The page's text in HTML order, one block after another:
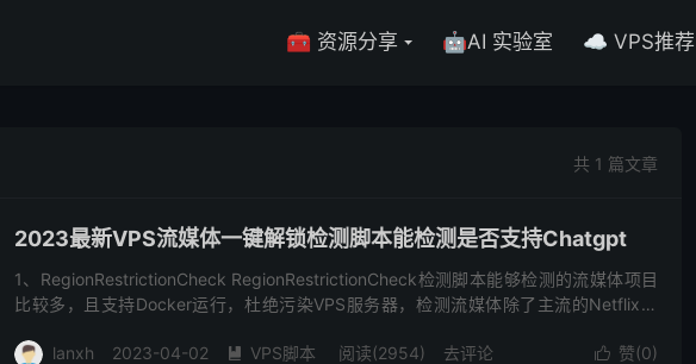
🧰 资源分享 🤖AI 实验室 ☁️ VPS推荐
共 1 篇文章
2023最新VPS流媒体一键解锁检测脚本能检测是否支持Chatgpt
1、RegionRestrictionCheck RegionRestrictionCheck检测脚本能够检测的流媒体项目
比较多，且支持Docker运行，杜绝污染VPS服务器，检测流媒体除了主流的Netflix、
 赞(0)
lanxh 2023-04-02  VPS脚本 阅读(2954) 去评论